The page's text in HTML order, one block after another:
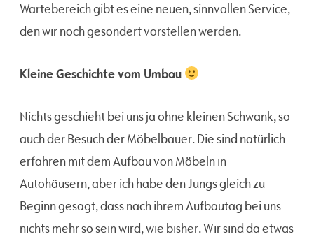
Wartebereich gibt es eine neuen, sinnvollen Service,
den wir noch gesondert vorstellen werden.
Kleine Geschichte vom Umbau
Nichts geschieht bei uns ja ohne kleinen Schwank, so
auch der Besuch der Möbelbauer. Die sind natürlich
erfahren mit dem Aufbau von Möbeln in
Autohäusern, aber ich habe den Jungs gleich zu
Beginn gesagt, dass nach ihrem Aufbautag bei uns
nichts mehr so sein wird, wie bisher. Wir sind da etwas